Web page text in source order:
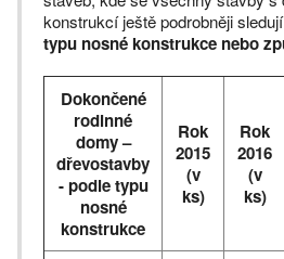
konstrukcí ještě podrobněji
typu nosné konstrukce nebo
Dokončené
rodinné
domy –
dřevostavby
- podle typu
nosné
konstrukce
Rok
2015
(v
ks)
Rok
2016
(v
ks)